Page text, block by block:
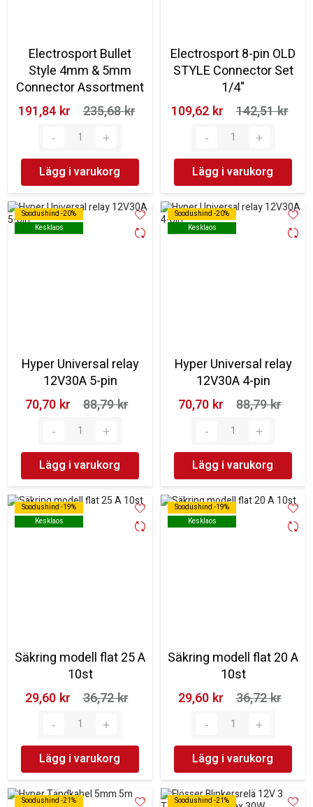
Electrosport Bullet
Style 4mm & 5mm
Connector Assortment
191,84 kr‎
235,68 kr‎
Lägg i varukorg
Electrosport 8-pin OLD
STYLE Connector Set
1/4"
109,62 kr‎
142,51 kr‎
Lägg i varukorg
Soodushind -20%
Kesklaos
Soodushind -20%
Kesklaos
Hyper Universal relay
12V30A 5-pin
70,70 kr‎
88,79 kr‎
Lägg i varukorg
Soodushind -20%
Kesklaos
Soodushind -20%
Kesklaos
Hyper Universal relay
12V30A 4-pin
70,70 kr‎
88,79 kr‎
Lägg i varukorg
Soodushind -19%
Kesklaos
Soodushind -19%
Kesklaos
Säkring modell flat 25 A
10st
29,60 kr‎
36,72 kr‎
Lägg i varukorg
Soodushind -19%
Kesklaos
Soodushind -19%
Kesklaos
Säkring modell flat 20 A
10st
29,60 kr‎
36,72 kr‎
Lägg i varukorg
Soodushind -21%
Soodushind -21%
Soodushind -21%
Soodushind -21%